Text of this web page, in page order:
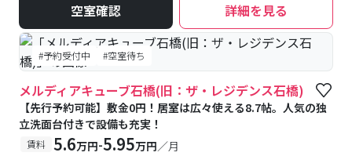
空室確認 詳細を見る
#予約受付中 #空室待ち
メルディアキューブ石橋(旧：ザ・レジデンス石橋)
【先行予約可能】敷金0円！居室は広々使える8.7帖。人気の独
立洗面台付きで設備も充実！
賃料 5.6万円-5.95万円／月